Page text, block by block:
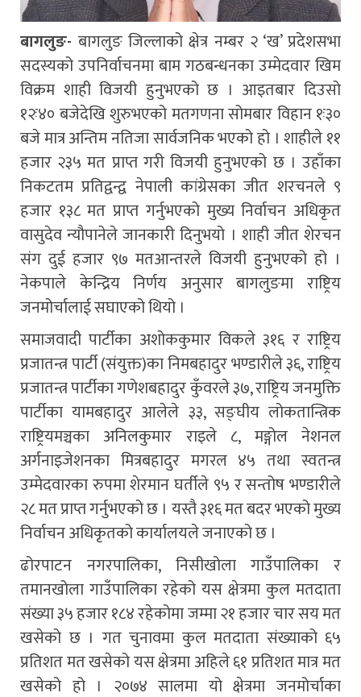
बागलुङ-बागलुङ जिल्लाको क्षेत्र नम्बर २ ‘ख’ प्रदेशसभा
सदस्यको उपनिर्वाचनमा बाम गठबन्धनका उम्मेदवार खिम
विक्रम शाही विजयी हुनुभएको छ । आइतबार दिउसो
१२ः४० बजेदेखि शुरुभएको मतगणना सोमबार विहान १ः३०
बजे मात्र अन्तिम नतिजा सार्वजनिक भएको हो । शाहीले ११
हजार २३५ मत प्राप्त गरी विजयी हुनुभएको छ । उहाँका
निकटतम प्रतिद्वन्द्व नेपाली कांग्रेसका जीत शरचनले ९
हजार १३८ मत प्राप्त गर्नुभएको मुख्य निर्वाचन अधिकृत
वासुदेव न्यौपानेले जानकारी दिनुभयो । शाही जीत शेरचन
संग दुई हजार ९७ मतआन्तरले विजयी हुनुभएको हो ।
नेकपाले केन्द्रिय निर्णय अनुसार बागलुङमा राष्ट्रिय
जनमोर्चालाई सघाएको थियो ।
समाजवादी पार्टीका अशोककुमार विकले ३१६ र राष्ट्रिय
प्रजातन्त्र पार्टी (संयुक्त)का निमबहादुर भण्डारीले ३६, राष्ट्रिय
प्रजातन्त्र पार्टीका गणेशबहादुर कुँवरले ३७, राष्ट्रिय जनमुक्ति
पार्टीका यामबहादुर आलेले ३३, सङ्घीय लोकतान्त्रिक
राष्ट्रियमञ्चका अनिलकुमार राइले ८, मङ्गोल नेशनल
अर्गनाइजेशनका मित्रबहादुर मगरल ४५ तथा स्वतन्त्र
उम्मेदवारका रुपमा शेरमान घर्तीले ९५ र सन्तोष भण्डारीले
२८ मत प्राप्त गर्नुभएको छ । यस्तै ३१६ मत बदर भएको मुख्य
निर्वाचन अधिकृतको कार्यालयले जनाएको छ ।
ढोरपाटन नगरपालिका, निसीखोला गाउँपालिका र
तमानखोला गाउँपालिका रहेको यस क्षेत्रमा कुल मतदाता
संख्या ३५ हजार १८४ रहेकोमा जम्मा २१ हजार चार सय मत
खसेको छ । गत चुनावमा कुल मतदाता संख्याको ६५
प्रतिशत मत खसेको यस क्षेत्रमा अहिले ६१ प्रतिशत मात्र मत
खसेको हो । २०७४ सालमा यो क्षेत्रमा जनमोर्चाका